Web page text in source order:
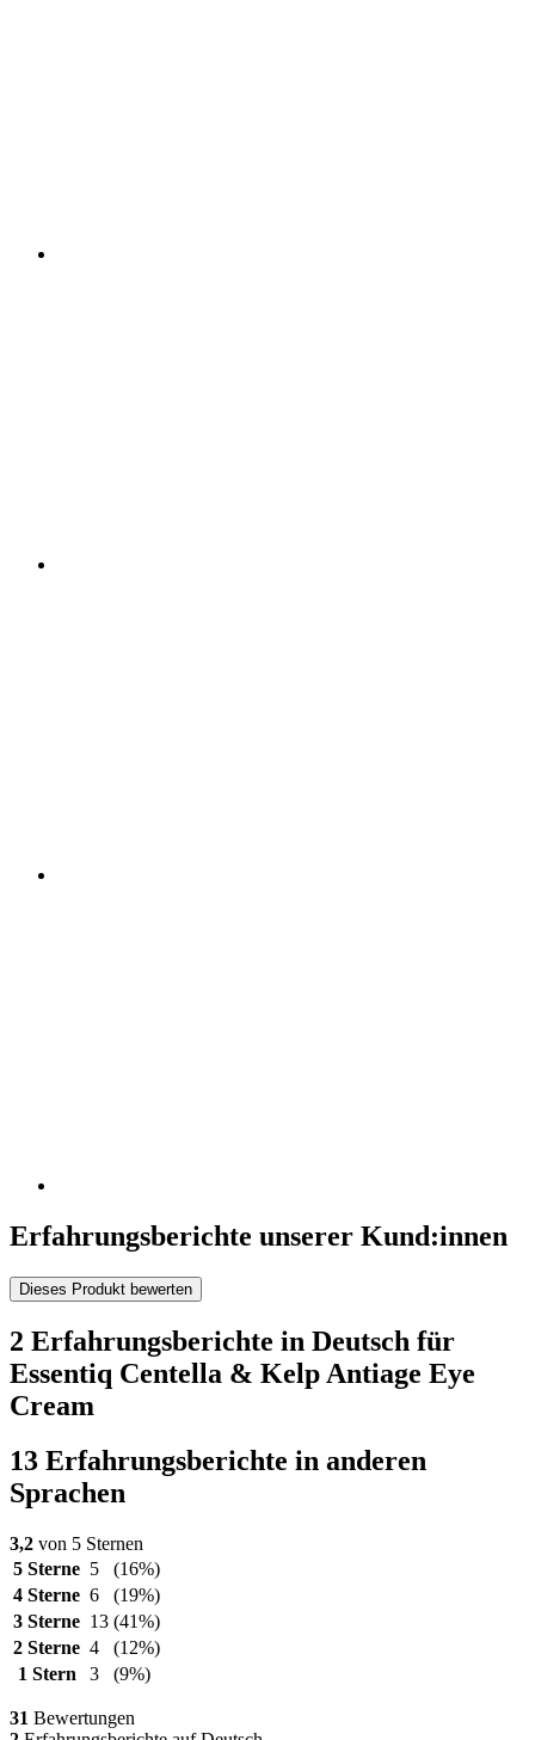
Erfahrungsberichte unserer Kund:innen
Dieses Produkt bewerten
2 Erfahrungsberichte in Deutsch für
Essentiq Centella & Kelp Antiage Eye
Cream
13 Erfahrungsberichte in anderen
Sprachen
3,2 von 5 Sternen
5 Sterne 5
(16%)
4 Sterne 6
(19%)
3 Sterne 13 (41%)
2 Sterne 4
(12%)
1 Stern
3 (9%)
31 Bewertungen